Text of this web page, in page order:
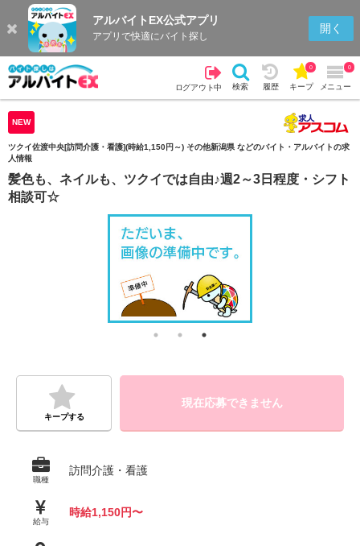
アルバイトEX公式アプリ
アプリで快適にバイト探し
開く
ログアウト中 検索 履歴 キープ
0
メニュー
0
検索 履歴
NEW
ツクイ佐渡中央[訪問介護・看護](時給1,150円～) その他新潟県 などのバイト・アルバイトの求
人情報
髪色も、ネイルも、ツクイでは自由♪週2～3日程度・シフト
相談可☆
キープする
現在応募できません
職種
訪問介護・看護
給与
時給1,150円〜